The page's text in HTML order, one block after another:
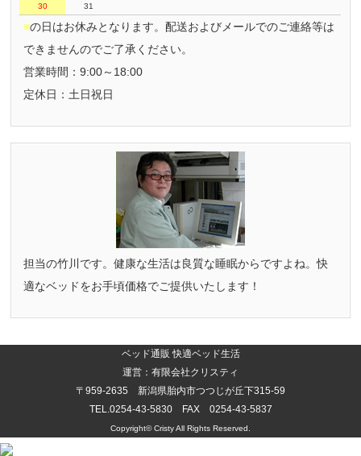
30
31
■の日はお休みとなります。配送およびメールでのご連絡等は
できませんのでご了承ください。
営業時間：9:00～18:00
定休日：土日祝日
担当の竹川です。健康な生活は良質な睡眠からですよね。快
適なベッドをお手頃価格でご提供いたします！
ベッド通販 快適ベッド生活
運営：有限会社クリスティ
〒959-2635 新潟県胎内市つつじが丘下315-59
TEL.0254-43-5830 FAX 0254-43-5837
Copyright©CristyAll Rights Reserved.